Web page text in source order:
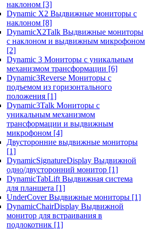
наклоном [3]
Dynamic X2 Выдвижные мониторы с
наклоном [8]
DynamicX2Talk Выдвижные мониторы
с наклоном и выдвижным микрофоном
[2]
Dynamic 3 Мониторы с уникальным
механизмом трансформации [6]
Dynamic3Reverse Мониторы с
подъемом из горизонтального
положения [1]
Dynamic3Talk Мониторы с
уникальным механизмом
трансформации и выдвижным
микрофоном [4]
Двусторонние выдвижные мониторы
[1]
DynamicSignatureDisplay Выдвижной
одно/двусторонний монитор [1]
DynamicTabLift Выдвижная система
для планшета [1]
UnderCover Выдвижные мониторы [1]
DynamicChairDisplay Выдвижной
монитор для встраивания в
подлокотник [1]